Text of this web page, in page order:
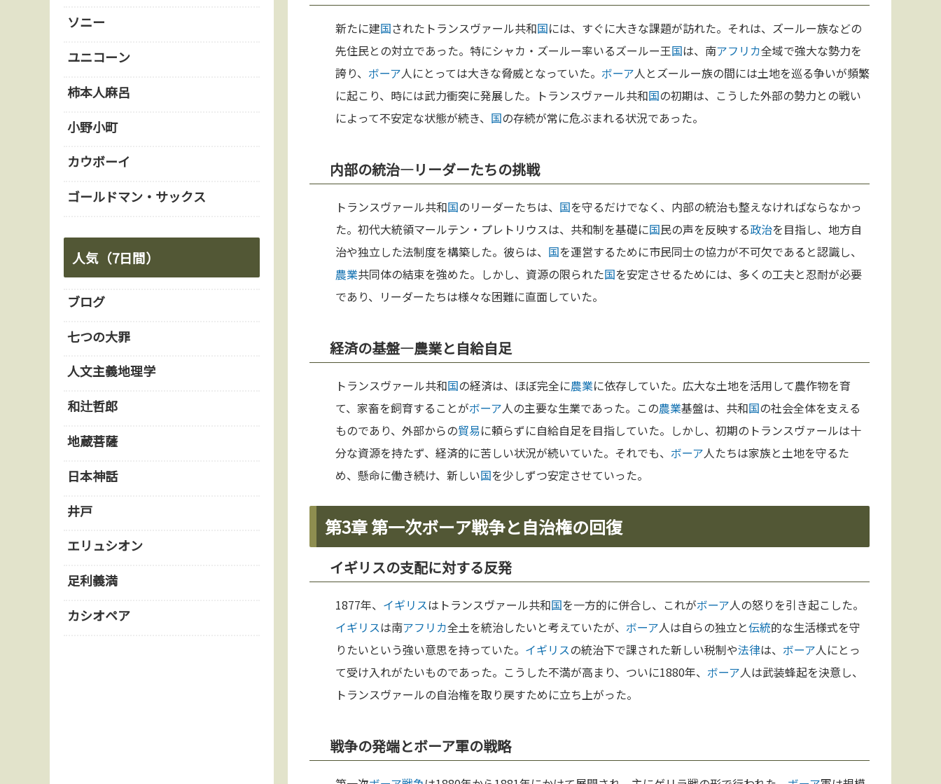
新たに建国されたトランスヴァール共和国には、すぐに大きな課題が訪れた。それは、ズールー族などの
先住民との対立であった。特にシャカ・ズールー率いるズールー王国は、南アフリカ全域で強大な勢力を
誇り、 ボーア人にとっては大きな脅威となっていた。 ボーア人とズールー族の間には土地を巡る争いが頻繁
に起こり、時には武力衝突に発展した。トランスヴァール共和国の初期は、こうした外部の勢力との戦い
によって不安定な状態が続き、 国の存続が常に危ぶまれる状況であった。
内部の統治—リーダーたちの挑戦
トランスヴァール共和国のリーダーたちは、 国を守るだけでなく、内部の統治も整えなければならなかっ
た。初代大統領マールテン・プレトリウスは、共和制を基礎に国民の声を反映する政治を目指し、地方自
治や独立した法制度を構築した。彼らは、 国を運営するために市民同士の協力が不可欠であると認識し、
農業共同体の結束を強めた。しかし、資源の限られた国を安定させるためには、多くの工夫と忍耐が必要
であり、リーダーたちは様々な困難に直面していた。
経済の基盤—農業と自給自足
トランスヴァール共和国の経済は、ほぼ完全に農業に依存していた。広大な土地を活用して農作物を育
て、家畜を飼育することがボーア人の主要な生業であった。この農業基盤は、共和国の社会全体を支える
ものであり、外部からの貿易に頼らずに自給自足を目指していた。しかし、初期のトランスヴァールは十
分な資源を持たず、経済的に苦しい状況が続いていた。それでも、 ボーア人たちは家族と土地を守るた
め、懸命に働き続け、新しい国を少しずつ安定させていった。
第3章 第一次ボーア戦争と自治権の回復
イギリスの支配に対する反発
1877年、 イギリスはトランスヴァール共和国を一方的に併合し、これがボーア人の怒りを引き起こした。
イギリスは南アフリカ全土を統治したいと考えていたが、 ボーア人は自らの独立と伝統的な生活様式を守
りたいという強い意思を持っていた。 イギリスの統治下で課された新しい税制や法律は、 ボーア人にとっ
て受け入れがたいものであった。こうした不満が高まり、ついに1880年、 ボーア人は武装蜂起を決意し、
トランスヴァールの自治権を取り戻すために立ち上がった。
戦争の発端とボーア軍の戦略
ソニー
ユニコーン
柿本人麻呂
小野小町
カウボーイ
ゴールドマン・サックス
人気（7日間）
ブログ
七つの大罪
人文主義地理学
和辻哲郎
地蔵菩薩
日本神話
井戸
エリュシオン
足利義満
カシオペア